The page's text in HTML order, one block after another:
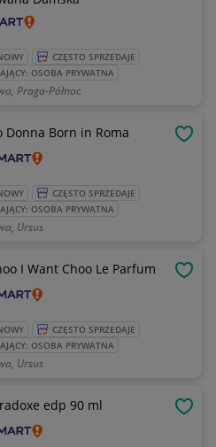
CZĘSTO SPRZEDAJE
OSOBA PRYWATNA
Praga-Północ
Donna Born in Roma
CZĘSTO SPRZEDAJE
OSOBA PRYWATNA
Ursus
I Want Choo Le Parfum
CZĘSTO SPRZEDAJE
OSOBA PRYWATNA
Ursus
edp 90 ml